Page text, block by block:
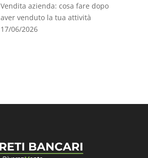
Vendita azienda: cosa fare dopo
aver venduto la tua attività
17/06/2026